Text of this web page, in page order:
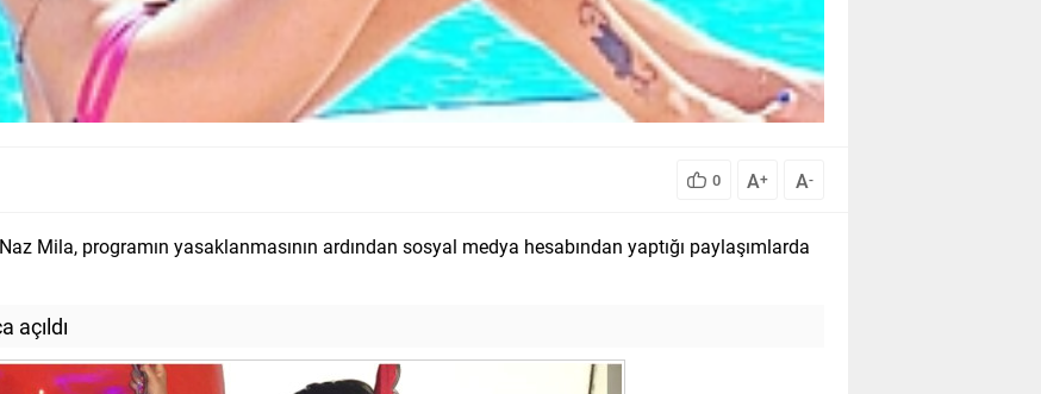
0 A+ A-
Mila, programın yasaklanmasının ardından sosyal medya hesabından yaptığı paylaşımlarda
açıldı